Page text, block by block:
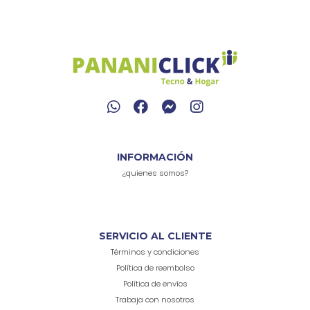
INFORMACIÓN
¿quienes somos?
SERVICIO AL CLIENTE
Términos y condiciones
Política de reembolso
Política de envíos
Trabaja con nosotros